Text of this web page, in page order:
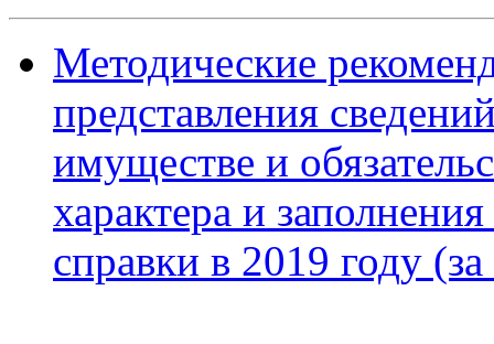
Методические
представления
имуществе и
характера и
справки в 2019 году